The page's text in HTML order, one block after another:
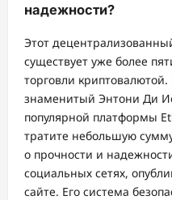
надежности?
Этот
существует уже более
торговли
знаменитый Энтони Ди
популярной платформы
тратите небольшую
о прочности и
социальных сетях,
сайте. Его система